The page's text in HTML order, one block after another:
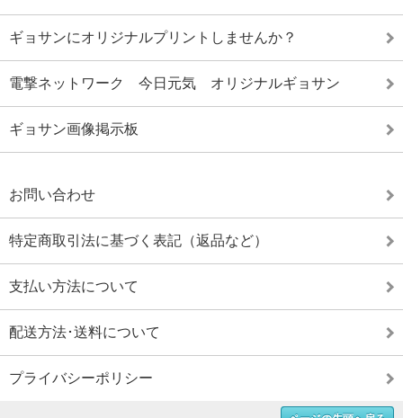
ギョサンにオリジナルプリントしませんか？
電撃ネットワーク 今日元気 オリジナルギョサン
ギョサン画像掲示板
お問い合わせ
特定商取引法に基づく表記（返品など）
支払い方法について
配送方法･送料について
プライバシーポリシー